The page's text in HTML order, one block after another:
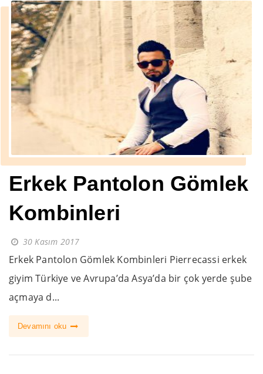
Erkek Pantolon Gömlek
Kombinleri
30 Kasım 2017
Erkek Pantolon Gömlek Kombinleri Pierrecassi erkek
giyim Türkiye ve Avrupa’da Asya’da bir çok yerde şube
açmaya d...
Devamını oku